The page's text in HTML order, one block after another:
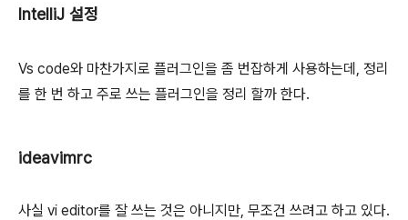
IntelliJ 설정
Vs code와 마찬가지로 플러그인을 좀 번잡하게 사용하는데, 정리
를 한 번 하고 주로 쓰는 플러그인을 정리 할까 한다.
ideavimrc
사실 vi editor를 잘 쓰는 것은 아니지만, 무조건 쓰려고 하고 있다.